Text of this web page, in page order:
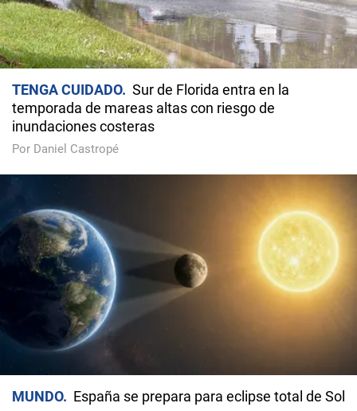
TENGA CUIDADO
Sur de Florida entra en la
temporada de mareas altas con riesgo de
inundaciones costeras
Por Daniel Castropé
MUNDO España se prepara para eclipse total de Sol